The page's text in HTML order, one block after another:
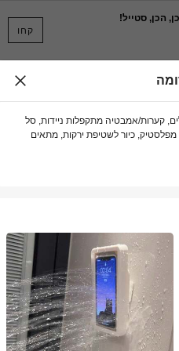
קחו
מתקפלים, קערות/אמבטיה מתקפלות ניידות, סל
כיור לשטיפת ירקות, מתאים
נסיעות ושימוש חיצוני, פריט חיוני